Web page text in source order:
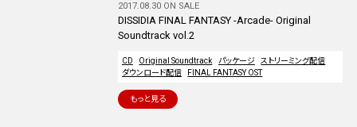
2017.08.30 ON SALE
DISSIDIA FINAL FANTASY -Arcade- Original
Soundtrack vol.2
CD Original Soundtrack パッケージ
ストリーミング配信
ダウンロード配信
FINAL FANTASY OST
もっと見る